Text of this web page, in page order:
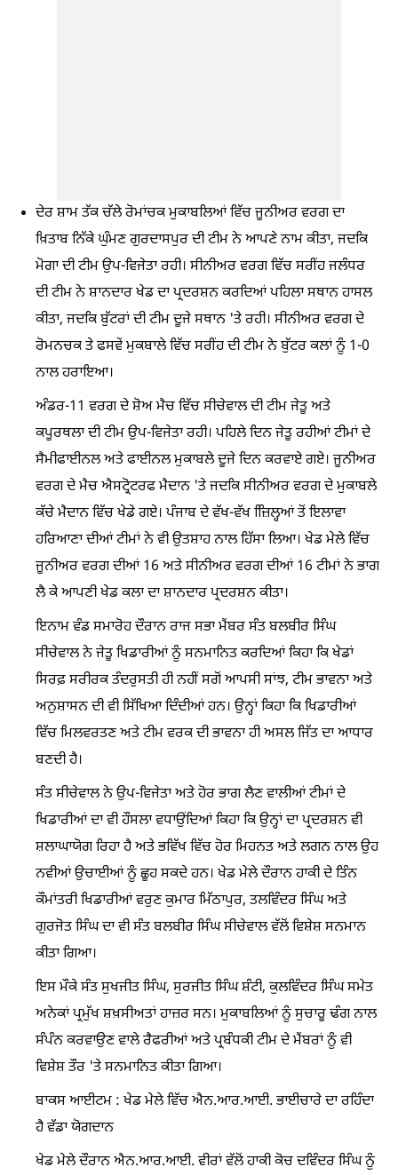
ਦੇਰ ਸ਼ਾਮ ਤੱਕ ਚੱਲੇ ਰੋਮਾਂਚਕ ਮੁਕਾਬਲਿਆਂ ਵਿੱਚ ਜੂਨੀਅਰ ਵਰਗ ਦਾ
ਖ਼ਿਤਾਬ ਨਿੱਕੇ ਘੁੰਮਣ ਗੁਰਦਾਸਪੁਰ ਦੀ ਟੀਮ ਨੇ ਆਪਣੇ ਨਾਮ ਕੀਤਾ, ਜਦਕਿ
ਮੋਗਾ ਦੀ ਟੀਮ ਉਪ-ਵਿਜੇਤਾ ਰਹੀ। ਸੀਨੀਅਰ ਵਰਗ ਵਿੱਚ ਸਰੀਂਹ ਜਲੰਧਰ
ਦੀ ਟੀਮ ਨੇ ਸ਼ਾਨਦਾਰ ਖੇਡ ਦਾ ਪ੍ਰਦਰਸ਼ਨ ਕਰਦਿਆਂ ਪਹਿਲਾ ਸਥਾਨ ਹਾਸਲ
ਕੀਤਾ, ਜਦਕਿ ਬੁੱਟਰਾਂ ਦੀ ਟੀਮ ਦੂਜੇ ਸਥਾਨ 'ਤੇ ਰਹੀ। ਸੀਨੀਅਰ ਵਰਗ ਦੇ
ਰੋਮਨਚਕ ਤੇ ਫਸਵੇਂ ਮੁਕਬਾਲੇ ਵਿੱਚ ਸਰੀਂਹ ਦੀ ਟੀਮ ਨੇ ਬੁੱਟਰ ਕਲਾਂ ਨੂੰ 1-0
ਨਾਲ ਹਰਾਇਆ।
ਅੰਡਰ-11 ਵਰਗ ਦੇ ਸ਼ੋਅ ਮੈਚ ਵਿੱਚ ਸੀਚੇਵਾਲ ਦੀ ਟੀਮ ਜੇਤੂ ਅਤੇ
ਕਪੂਰਥਲਾ ਦੀ ਟੀਮ ਉਪ-ਵਿਜੇਤਾ ਰਹੀ। ਪਹਿਲੇ ਦਿਨ ਜੇਤੂ ਰਹੀਆਂ ਟੀਮਾਂ ਦੇ
ਸੈਮੀਫਾਈਨਲ ਅਤੇ ਫਾਈਨਲ ਮੁਕਾਬਲੇ ਦੂਜੇ ਦਿਨ ਕਰਵਾਏ ਗਏ। ਜੂਨੀਅਰ
ਵਰਗ ਦੇ ਮੈਚ ਐਸਟ੍ਰੋਟਰਫ ਮੈਦਾਨ 'ਤੇ ਜਦਕਿ ਸੀਨੀਅਰ ਵਰਗ ਦੇ ਮੁਕਾਬਲੇ
ਕੱਚੇ ਮੈਦਾਨ ਵਿੱਚ ਖੇਡੇ ਗਏ। ਪੰਜਾਬ ਦੇ ਵੱਖ-ਵੱਖ ਜ਼ਿਿਲ੍ਹਆਂ ਤੋਂ ਇਲਾਵਾ
ਹਰਿਆਣਾ ਦੀਆਂ ਟੀਮਾਂ ਨੇ ਵੀ ਉਤਸ਼ਾਹ ਨਾਲ ਹਿੱਸਾ ਲਿਆ। ਖੇਡ ਮੇਲੇ ਵਿੱਚ
ਜੂਨੀਅਰ ਵਰਗ ਦੀਆਂ 16 ਅਤੇ ਸੀਨੀਅਰ ਵਰਗ ਦੀਆਂ 16 ਟੀਮਾਂ ਨੇ ਭਾਗ
ਲੈ ਕੇ ਆਪਣੀ ਖੇਡ ਕਲਾ ਦਾ ਸ਼ਾਨਦਾਰ ਪ੍ਰਦਰਸ਼ਨ ਕੀਤਾ।
ਇਨਾਮ ਵੰਡ ਸਮਾਰੋਹ ਦੌਰਾਨ ਰਾਜ ਸਭਾ ਮੈਂਬਰ ਸੰਤ ਬਲਬੀਰ ਸਿੰਘ
ਸੀਚੇਵਾਲ ਨੇ ਜੇਤੂ ਖਿਡਾਰੀਆਂ ਨੂੰ ਸਨਮਾਨਿਤ ਕਰਦਿਆਂ ਕਿਹਾ ਕਿ ਖੇਡਾਂ
ਸਿਰਫ਼ ਸਰੀਰਕ ਤੰਦਰੁਸਤੀ ਹੀ ਨਹੀਂ ਸਗੋਂ ਆਪਸੀ ਸਾਂਝ, ਟੀਮ ਭਾਵਨਾ ਅਤੇ
ਅਨੁਸ਼ਾਸਨ ਦੀ ਵੀ ਸਿੱਖਿਆ ਦਿੰਦੀਆਂ ਹਨ। ਉਨ੍ਹਾਂ ਕਿਹਾ ਕਿ ਖਿਡਾਰੀਆਂ
ਵਿੱਚ ਮਿਲਵਰਤਣ ਅਤੇ ਟੀਮ ਵਰਕ ਦੀ ਭਾਵਨਾ ਹੀ ਅਸਲ ਜਿੱਤ ਦਾ ਆਧਾਰ
ਬਣਦੀ ਹੈ।
ਸੰਤ ਸੀਚੇਵਾਲ ਨੇ ਉਪ-ਵਿਜੇਤਾ ਅਤੇ ਹੋਰ ਭਾਗ ਲੈਣ ਵਾਲੀਆਂ ਟੀਮਾਂ ਦੇ
ਖਿਡਾਰੀਆਂ ਦਾ ਵੀ ਹੌਸਲਾ ਵਧਾਉਂਦਿਆਂ ਕਿਹਾ ਕਿ ਉਨ੍ਹਾਂ ਦਾ ਪ੍ਰਦਰਸ਼ਨ ਵੀ
ਸ਼ਲਾਘਾਯੋਗ ਰਿਹਾ ਹੈ ਅਤੇ ਭਵਿੱਖ ਵਿੱਚ ਹੋਰ ਮਿਹਨਤ ਅਤੇ ਲਗਨ ਨਾਲ ਉਹ
ਨਵੀਆਂ ਉਚਾਈਆਂ ਨੂੰ ਛੂਹ ਸਕਦੇ ਹਨ। ਖੇਡ ਮੇਲੇ ਦੌਰਾਨ ਹਾਕੀ ਦੇ ਤਿੰਨ
ਕੌਮਾਂਤਰੀ ਖਿਡਾਰੀਆਂ ਵਰੁਣ ਕੁਮਾਰ ਮਿੱਠਾਪੁਰ, ਤਲਵਿੰਦਰ ਸਿੰਘ ਅਤੇ
ਗੁਰਜੋਤ ਸਿੰਘ ਦਾ ਵੀ ਸੰਤ ਬਲਬੀਰ ਸਿੰਘ ਸੀਚੇਵਾਲ ਵੱਲੋਂ ਵਿਸ਼ੇਸ਼ ਸਨਮਾਨ
ਕੀਤਾ ਗਿਆ।
ਇਸ ਮੌਕੇ ਸੰਤ ਸੁਖਜੀਤ ਸਿੰਘ, ਸੁਰਜੀਤ ਸਿੰਘ ਸ਼ੰਟੀ, ਕੁਲਵਿੰਦਰ ਸਿੰਘ ਸਮੇਤ
ਅਨੇਕਾਂ ਪ੍ਰਮੁੱਖ ਸ਼ਖ਼ਸੀਅਤਾਂ ਹਾਜ਼ਰ ਸਨ। ਮੁਕਾਬਲਿਆਂ ਨੂੰ ਸੁਚਾਰੂ ਢੰਗ ਨਾਲ
ਸੰਪੰਨ ਕਰਵਾਉਣ ਵਾਲੇ ਰੈਫਰੀਆਂ ਅਤੇ ਪ੍ਰਬੰਧਕੀ ਟੀਮ ਦੇ ਮੈਂਬਰਾਂ ਨੂੰ ਵੀ
ਵਿਸ਼ੇਸ਼ ਤੌਰ 'ਤੇ ਸਨਮਾਨਿਤ ਕੀਤਾ ਗਿਆ।
ਬਾਕਸ ਆਈਟਮ : ਖੇਡ ਮੇਲੇ ਵਿੱਚ ਐਨ.ਆਰ.ਆਈ. ਭਾਈਚਾਰੇ ਦਾ ਰਹਿੰਦਾ
ਹੈ ਵੱਡਾ ਯੋਗਦਾਨ
ਖੇਡ ਮੇਲੇ ਦੌਰਾਨ ਐਨ.ਆਰ.ਆਈ. ਵੀਰਾਂ ਵੱਲੋਂ ਹਾਕੀ ਕੋਚ ਦਵਿੰਦਰ ਸਿੰਘ ਨੂੰ